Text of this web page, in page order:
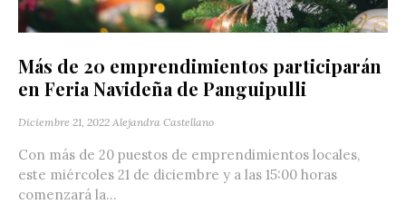
Más de 20 emprendimientos participarán
en Feria Navideña de Panguipulli
Diciembre 21, 2022 Alejandra Castellano
Con más de 20 puestos de emprendimientos locales,
este miércoles 21 de diciembre y a las 15:00 horas
comenzará la...